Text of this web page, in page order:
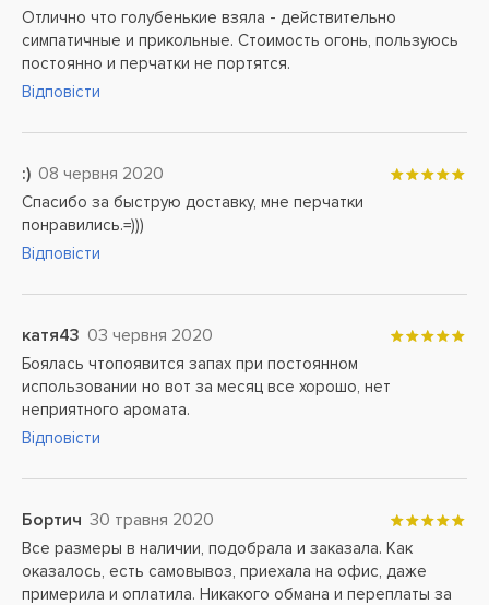
Отлично что голубенькие взяла - действительно
симпатичные и прикольные. Стоимость огонь, пользуюсь
постоянно и перчатки не портятся.
Відповісти
:) 08 червня 2020
Спасибо за быструю доставку, мне перчатки
понравились.=)))
Відповісти
катя43 03 червня 2020
Боялась чтопоявится запах при постоянном
использовании но вот за месяц все хорошо, нет
неприятного аромата.
Відповісти
Бортич 30 травня 2020
Все размеры в наличии, подобрала и заказала. Как
оказалось, есть самовывоз, приехала на офис, даже
примерила и оплатила. Никакого обмана и переплаты за